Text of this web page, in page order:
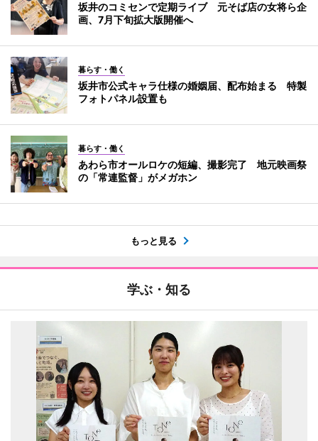
坂井のコミセンで定期ライブ 元そば店の女将ら企
画、7月下旬拡大版開催へ
暮らす・働く
坂井市公式キャラ仕様の婚姻届、配布始まる 特製
フォトパネル設置も
暮らす・働く
あわら市オールロケの短編、撮影完了 地元映画祭
の「常連監督」がメガホン
もっと見る
学ぶ・知る